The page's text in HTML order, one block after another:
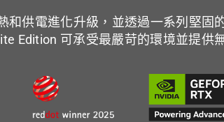
和供電進化升級，並透過一系列堅固
Edition 可承受最嚴苛的環境並提供